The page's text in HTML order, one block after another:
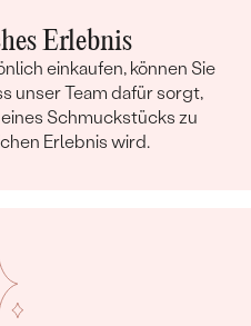
Erlebnis
einkaufen, können Sie
unser Team dafür sorgt,
Schmuckstücks zu
Erlebnis wird.